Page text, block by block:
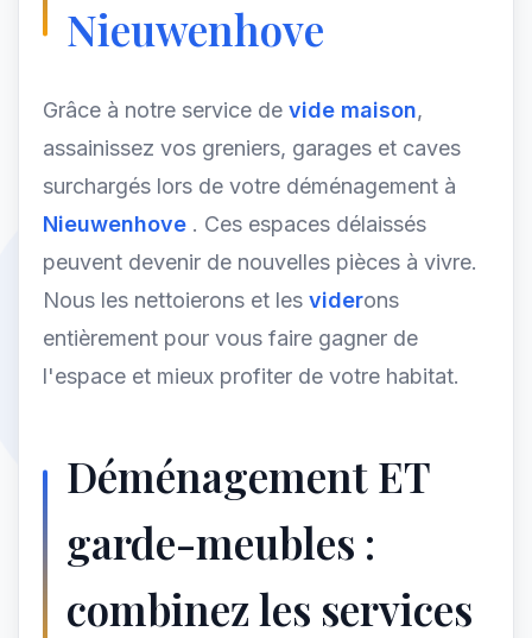
Nieuwenhove
Grâce à notre service de vide maison,
assainissez vos greniers, garages et caves
surchargés lors de votre déménagement à
Nieuwenhove . Ces espaces délaissés
peuvent devenir de nouvelles pièces à vivre.
Nous les nettoierons et les viderons
entièrement pour vous faire gagner de
l'espace et mieux profiter de votre habitat.
Déménagement ET
garde-meubles :
combinez les services